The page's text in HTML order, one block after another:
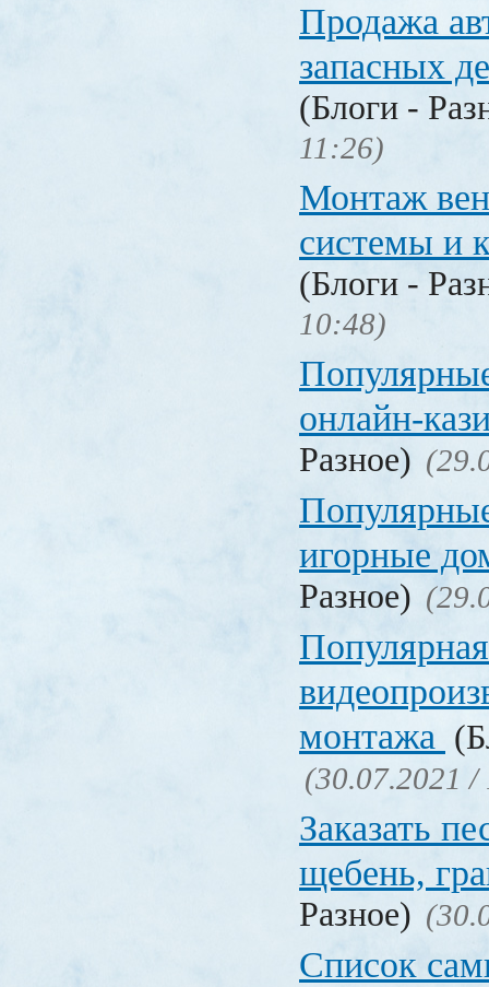
Продажа
запасных
(Блоги -
11:26)
Монтаж
системы и
(Блоги -
10:48)
онлайн-
Разное)
игорные
Разное)
монтажа
(30.07.2021 /
Заказать
щебень,
Разное)
Список